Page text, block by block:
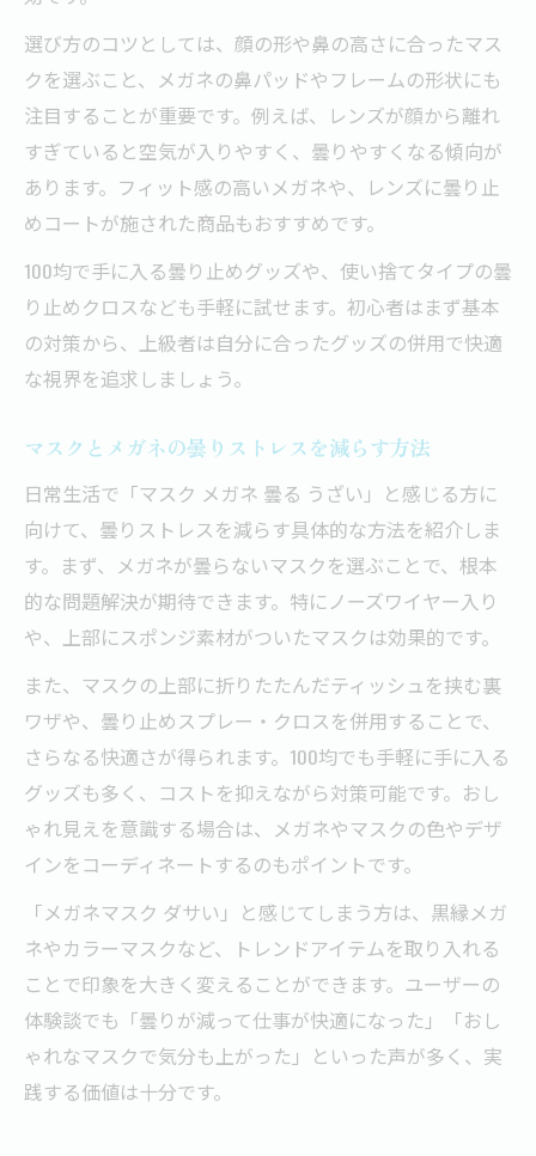
選び方のコツとしては、顔の形や鼻の高さに合ったマス
クを選ぶこと、メガネの鼻パッドやフレームの形状にも
注目することが重要です。例えば、レンズが顔から離れ
すぎていると空気が入りやすく、曇りやすくなる傾向が
あります。フィット感の高いメガネや、レンズに曇り止
めコートが施された商品もおすすめです。
100均で手に入る曇り止めグッズや、使い捨てタイプの曇
り止めクロスなども手軽に試せます。初心者はまず基本
の対策から、上級者は自分に合ったグッズの併用で快適
な視界を追求しましょう。
マスクとメガネの曇りストレスを減らす方法
日常生活で「マスク メガネ 曇る うざい」と感じる方に
向けて、曇りストレスを減らす具体的な方法を紹介しま
す。まず、メガネが曇らないマスクを選ぶことで、根本
的な問題解決が期待できます。特にノーズワイヤー入り
や、上部にスポンジ素材がついたマスクは効果的です。
また、マスクの上部に折りたたんだティッシュを挟む裏
ワザや、曇り止めスプレー・クロスを併用することで、
さらなる快適さが得られます。100均でも手軽に手に入る
グッズも多く、コストを抑えながら対策可能です。おし
ゃれ見えを意識する場合は、メガネやマスクの色やデザ
インをコーディネートするのもポイントです。
「メガネマスク ダサい」と感じてしまう方は、黒縁メガ
ネやカラーマスクなど、トレンドアイテムを取り入れる
ことで印象を大きく変えることができます。ユーザーの
体験談でも「曇りが減って仕事が快適になった」「おし
ゃれなマスクで気分も上がった」といった声が多く、実
践する価値は十分です。